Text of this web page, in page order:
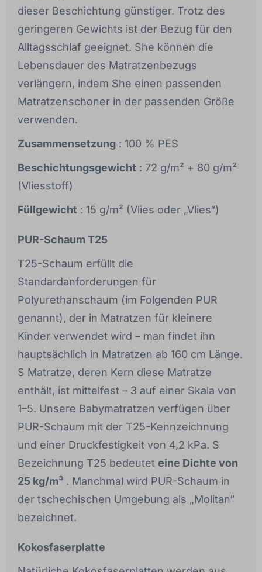
dieser Beschichtung günstiger. Trotz des
geringeren Gewichts ist der Bezug für den
Alltagsschlaf geeignet. She können die
Lebensdauer des Matratzenbezugs
verlängern, indem She einen passenden
Matratzenschoner in der passenden Größe
verwenden.
Zusammensetzung : 100 % PES
Beschichtungsgewicht : 72 g/m² + 80 g/m²
(Vliesstoff)
Füllgewicht : 15 g/m² (Vlies oder „Vlies“)
PUR-Schaum T25
T25-Schaum erfüllt die
Standardanforderungen für
Polyurethanschaum (im Folgenden PUR
genannt), der in Matratzen für kleinere
Kinder verwendet wird – man findet ihn
hauptsächlich in Matratzen ab 160 cm Länge.
S Matratze, deren Kern diese Matratze
enthält, ist mittelfest – 3 auf einer Skala von
1–5. Unsere Babymatratzen verfügen über
PUR-Schaum mit der T25-Kennzeichnung
und einer Druckfestigkeit von 4,2 kPa. S
Bezeichnung T25 bedeutet eine Dichte von
25 kg/m³ . Manchmal wird PUR-Schaum in
der tschechischen Umgebung als „Molitan“
bezeichnet.
Kokosfaserplatte